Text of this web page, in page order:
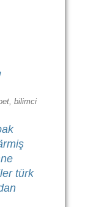
bilimci
türk